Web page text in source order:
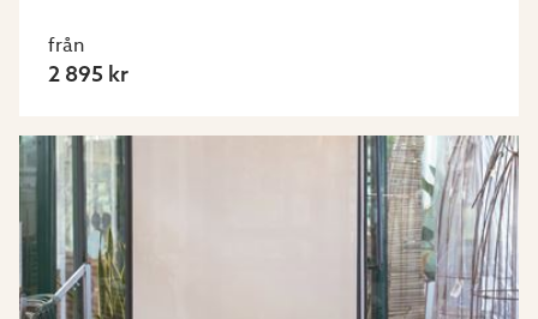
från
2 895 kr